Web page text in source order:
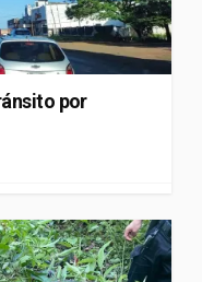
por